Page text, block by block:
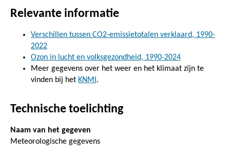
Relevante informatie
Verschillen tussen CO2-emissietotalen verklaard, 1990-
2022
Ozon in lucht en volksgezondheid, 1990-2024
Meer gegevens over het weer en het klimaat zijn te
vinden bij het KNMI .
Technische toelichting
Naam van het gegeven
Meteorologische gegevens